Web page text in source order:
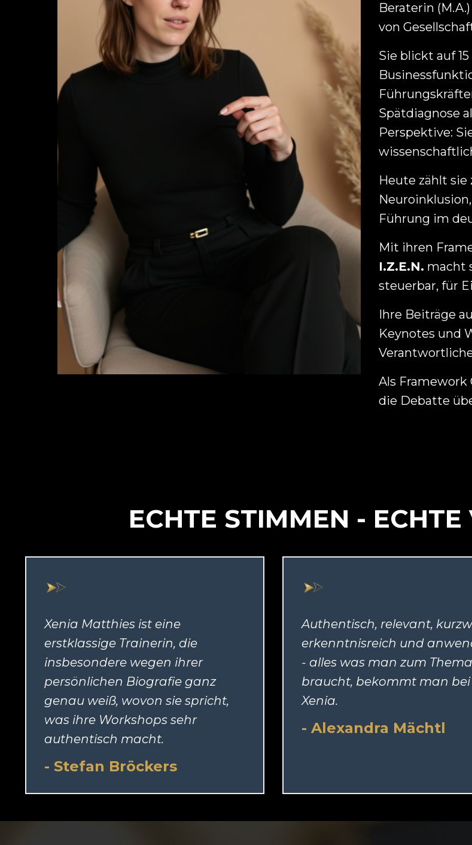
Beraterin
von
Sie blickt auf
Spätdiagnose
Perspektive:
Heute zählt
Führung im
Mit ihren
I.Z.E.N. macht
steuerbar, für
Ihre Beiträge
Keynotes und
Als
die Debatte
ECHTE STIMMEN -
Xenia Matthies ist eine
erstklassige Trainerin, die
insbesondere wegen ihrer
persönlichen Biografie ganz
genau weiß, wovon sie spricht,
was ihre Workshops sehr
authentisch macht.
- Stefan Bröckers
Authentisch, relevant,
erkenntnisreich und
- alles was man zum Thema
braucht, bekommt man bei
Xenia.
- Alexandra Mächtl